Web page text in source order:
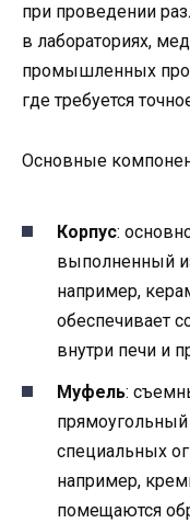
при проведении
в лабораториях,
промышленных
где требуется
Основные
Корпус:
выполненный
например,
обеспечивает
внутри печи и
Муфель:
прямоугольный
специальных
например,
помещаются